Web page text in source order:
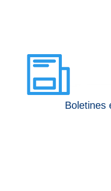
Boletines